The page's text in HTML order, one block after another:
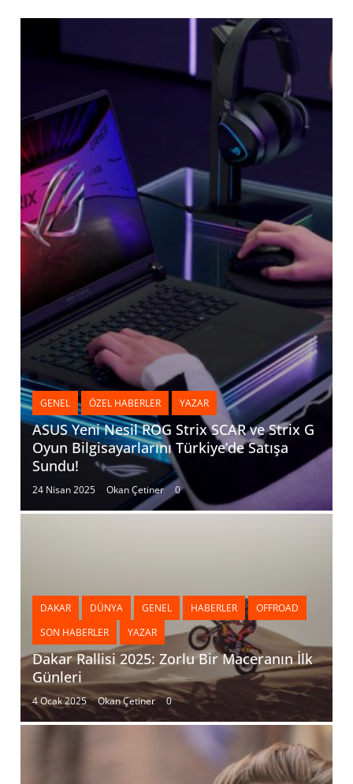
GENEL ÖZEL HABERLER YAZAR
ASUS Yeni Nesil ROG Strix SCAR ve Strix G
Oyun Bilgisayarlarını Türkiye’de Satışa
Sundu!
24 Nisan 2025 Okan Çetiner 0
DAKAR DÜNYA GENEL HABERLER
OFFROAD
SON HABERLER
YAZAR
Dakar Rallisi 2025: Zorlu Bir Maceranın İlk
Günleri
4 Ocak 2025 Okan Çetiner 0